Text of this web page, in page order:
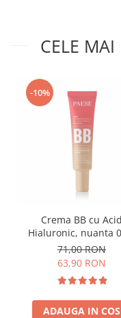
CELE MAI
-10%
Crema BB cu Acid
Hialuronic, nuanta
NATURAL 30ml
71,00 RON
63,90 RON
ADAUGA IN COS